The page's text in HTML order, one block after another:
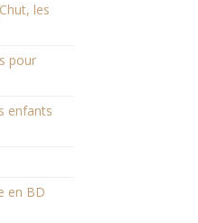
les
pour
enfants
en BD